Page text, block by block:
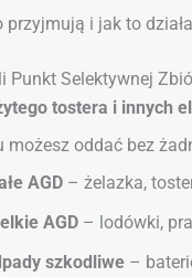
przyjmują i jak to działa
Punkt Selektywnej
tostera i innych
możesz oddać bez
AGD – żelazka,
AGD – lodówki,
szkodliwe –